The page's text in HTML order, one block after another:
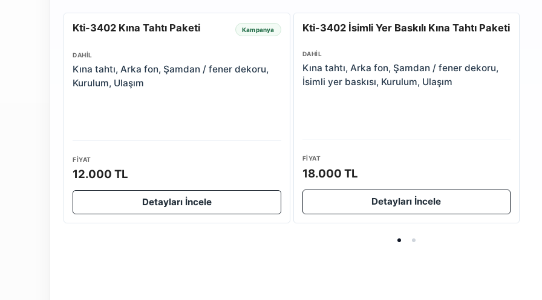
Kti-3402 Kına Tahtı Paketi Kampanya
DAHIL
Kına tahtı, Arka fon, Şamdan / fener dekoru,
Kurulum, Ulaşım
FIYAT
12.000 TL
Detayları İncele
Kti-3402 İsimli Yer Baskılı Kına Tahtı Paketi
DAHIL
Kına tahtı, Arka fon, Şamdan / fener dekoru,
İsimli yer baskısı, Kurulum, Ulaşım
FIYAT
18.000 TL
Detayları İncele